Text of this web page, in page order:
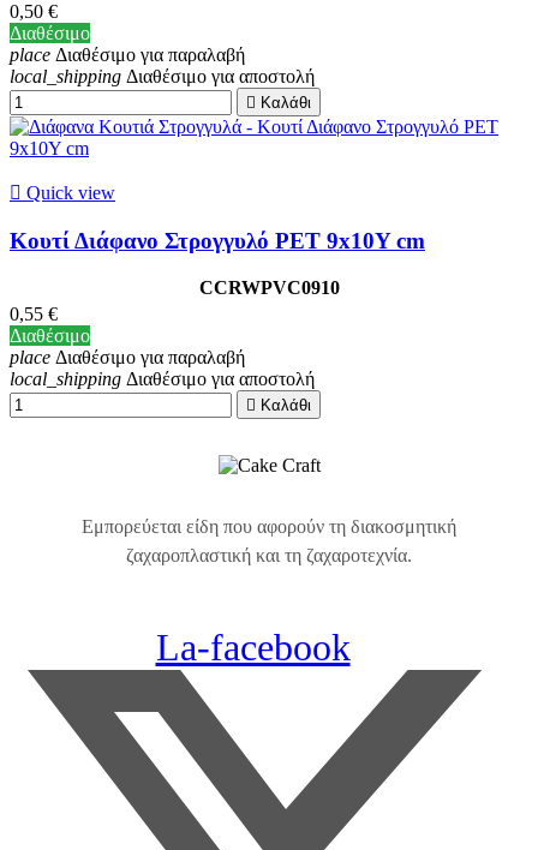
0,50 €
Διαθέσιμο
place Διαθέσιμο για παραλαβή
local_shipping Διαθέσιμο για αποστολή
 Καλάθι
 Quick view
Κουτί Διάφανο Στρογγυλό PET 9x10Y cm
CCRWPVC0910
0,55 €
Διαθέσιμο
place Διαθέσιμο για παραλαβή
local_shipping Διαθέσιμο για αποστολή
 Καλάθι
Εμπορεύεται είδη που αφορούν τη διακοσμητική
ζαχαροπλαστική και τη ζαχαροτεχνία.
La-facebook